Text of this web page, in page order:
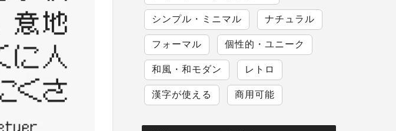
シンプル・ミニマル ナチュラル
フォーマル 個性的・ユニーク
和風・和モダン レトロ
漢字が使える 商用可能